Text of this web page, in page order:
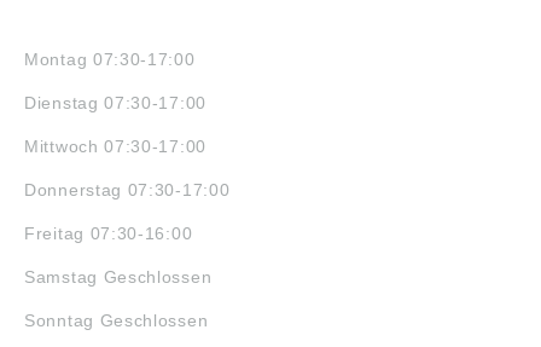
Montag 07:30-17:00
Dienstag 07:30-17:00
Mittwoch 07:30-17:00
Donnerstag 07:30-17:00
Freitag 07:30-16:00
Samstag Geschlossen
Sonntag Geschlossen